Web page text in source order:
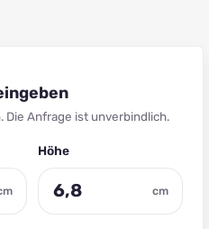
Die Anfrage ist unverbindlich.
Höhein
cm